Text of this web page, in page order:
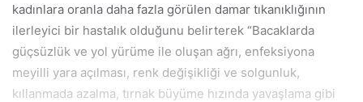
kadınlara oranla daha fazla görülen damar tıkanıklığının
ilerleyici bir hastalık olduğunu belirterek “Bacaklarda
güçsüzlük ve yol yürüme ile oluşan ağrı, enfeksiyona
meyilli yara açılması, renk değişikliği ve solgunluk,
kıllanmada azalma, tırnak büyüme hızında yavaşlama gibi